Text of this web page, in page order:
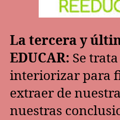
La tercera y
EDUCAR: Se
interiorizar para
extraer de
nuestras